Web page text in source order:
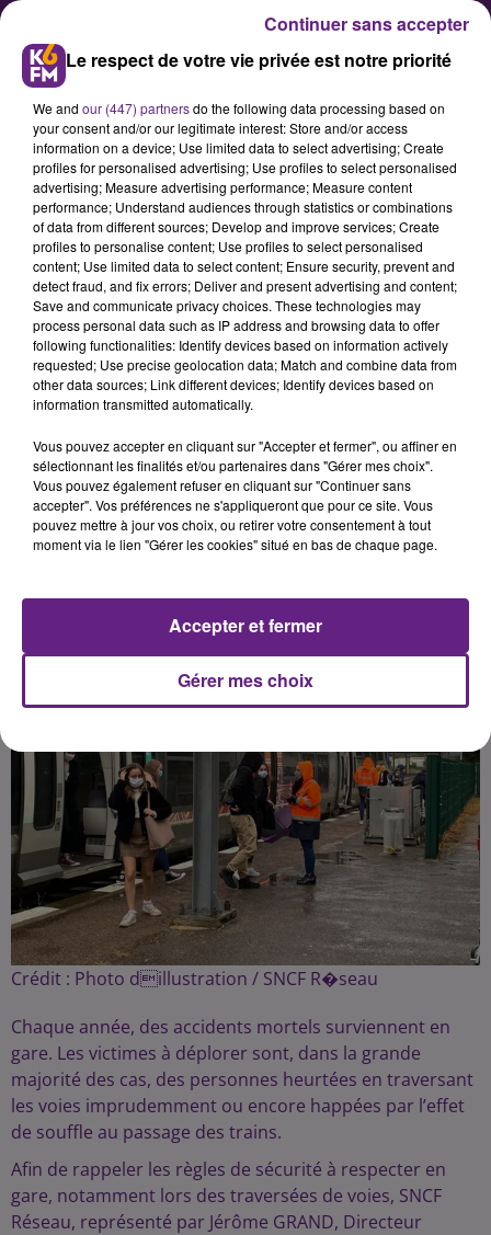
La SNCF sensibilise au risque de
traversée des voies en
Bourgogne
La direction régionale de la SNCF
organisait ce lundi soir une
opération de sensibilisation à la
de voies en gare d’Is-sur-Tille. Ci-
dessous le communiqué.
Publié : 29 septembre 2020 à 15h50 par la rédaction
Crédit : Photo dillustration / SNCF R�seau
Chaque année, des accidents mortels surviennent en
gare. Les victimes à déplorer sont, dans la grande
majorité des cas, des personnes heurtées en traversant
les voies imprudemment ou encore happées par l’effet
de souffle au passage des trains.
Afin de rappeler les règles de sécurité à respecter en
gare, notamment lors des traversées de voies, SNCF
Réseau, représenté par Jérôme GRAND, Directeur
Le respect de votre vie privée est notre priorité
We and our (447) partnersdo the following data processing based on
your consent and/or our legitimate interest: Store and/or access
information on a device; Use limited data to select advertising; Create
profiles for personalised advertising; Use profiles to select personalised
advertising; Measure advertising performance; Measure content
performance; Understand audiences through statistics or combinations
of data from different sources; Develop and improve services; Create
profiles to personalise content; Use profiles to select personalised
content; Use limited data to select content; Ensure security, prevent and
detect fraud, and fix errors; Deliver and present advertising and content;
Save and communicate privacy choices. These technologies may
process personal data such as IP address and browsing data to offer
following functionalities: Identify devices based on information actively
requested; Use precise geolocation data; Match and combine data from
other data sources; Link different devices; Identify devices based on
information transmitted automatically.
Vous pouvez accepter en cliquant sur "Accepter et fermer", ou affiner en
sélectionnant les finalités et/ou partenaires dans "Gérer mes choix".
Vous pouvez également refuser en cliquant sur "Continuer sans
accepter". Vos préférences ne s'appliqueront que pour ce site. Vous
pouvez mettre à jour vos choix, ou retirer votre consentement à tout
moment via le lien "Gérer les cookies" situé en bas de chaque page.
Gérer mes choix
Accepter et fermer
Continuer sans accepter